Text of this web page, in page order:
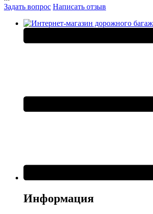
Задать вопрос Написать отзыв
Информация